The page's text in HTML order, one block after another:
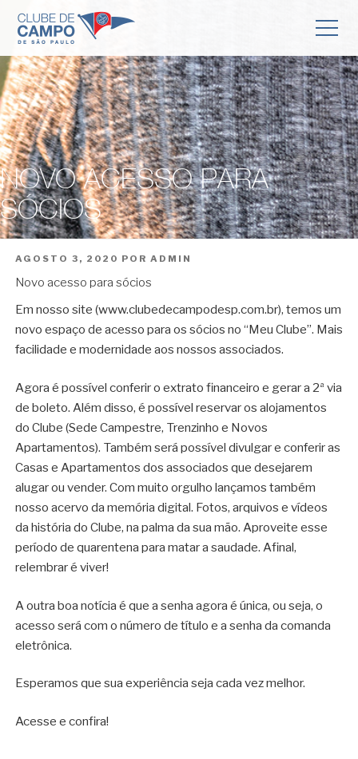
NOVO ACESSO PARA
SÓCIOS
PUBLICADO
AGOSTO 3, 2020 POR ADMIN
Novo acesso para sócios
Em nosso site (www.clubedecampodesp.com.br), temos um
novo espaço de acesso para os sócios no “Meu Clube”. Mais
facilidade e modernidade aos nossos associados.
Agora é possível conferir o extrato financeiro e gerar a 2ª via
de boleto. Além disso, é possível reservar os alojamentos
do Clube (Sede Campestre, Trenzinho e Novos
Apartamentos). Também será possível divulgar e conferir as
Casas e Apartamentos dos associados que desejarem
alugar ou vender. Com muito orgulho lançamos também
nosso acervo da memória digital. Fotos, arquivos e vídeos
da história do Clube, na palma da sua mão. Aproveite esse
período de quarentena para matar a saudade. Afinal,
relembrar é viver!
A outra boa notícia é que a senha agora é única, ou seja, o
acesso será com o número de título e a senha da comanda
eletrônica.
Esperamos que sua experiência seja cada vez melhor.
Acesse e confira!